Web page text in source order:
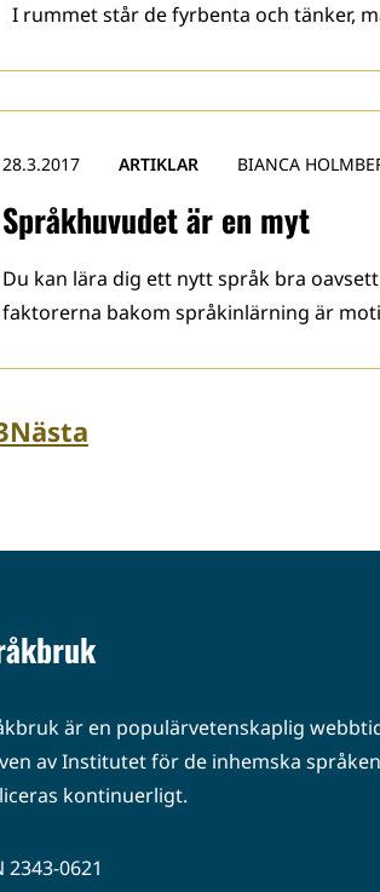
I rummet står de fyrbenta och tänker,
Språkhuvudet är en myt
28.3.2017 ARTIKLAR BIANCA
Du kan lära dig ett nytt språk bra
faktorerna bakom språkinlärning är
Nästa
är en populärvetenskaplig
av Institutet för de inhemska
kontinuerligt.
2343-0621